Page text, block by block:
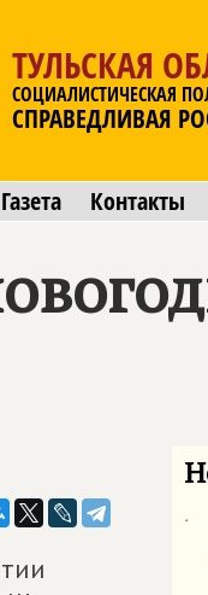
ТУЛЬСКАЯ
СОЦИАЛИСТИЧЕСКАЯ
СПРАВЕДЛИВАЯ
Газета Контакты
˙